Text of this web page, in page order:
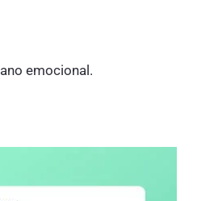
emocional.